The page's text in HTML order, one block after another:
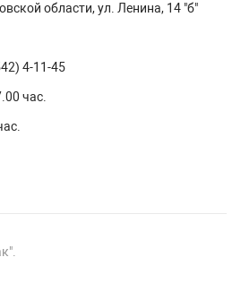
области, ул. Ленина, 14 "б"
4-11-45
час.